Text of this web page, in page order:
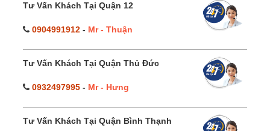
Tư Vấn Khách Tại Quận 12
0904991912 - Mr - Thuận
Tư Vấn Khách Tại Quận Thủ Đức
0932497995 - Mr - Hưng
Tư Vấn Khách Tại Quận Bình Thạnh